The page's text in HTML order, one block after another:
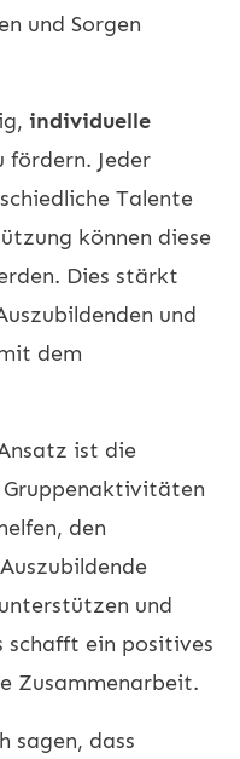
und Sorgen
individuelle
fördern. Jeder
Talente
können diese
Dies stärkt
und
dem
ist die
Gruppenaktivitäten
den
und
schafft ein positives
Zusammenarbeit.
sagen, dass